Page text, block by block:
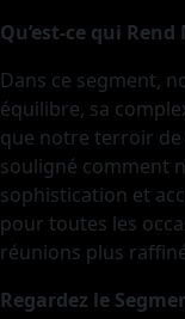
Qu’est-ce qui
Dans ce segment,
équilibre, sa
que notre terroir de
souligné comment
sophistication et
pour toutes les
réunions plus
Regardez le